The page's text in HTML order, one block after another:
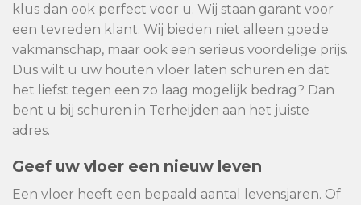
klus dan ook perfect voor u. Wij staan garant voor
een tevreden klant. Wij bieden niet alleen goede
vakmanschap, maar ook een serieus voordelige prijs.
Dus wilt u uw houten vloer laten schuren en dat
het liefst tegen een zo laag mogelijk bedrag? Dan
bent u bij schuren in Terheijden aan het juiste
adres.
Geef uw vloer een nieuw leven
Een vloer heeft een bepaald aantal levensjaren. Of